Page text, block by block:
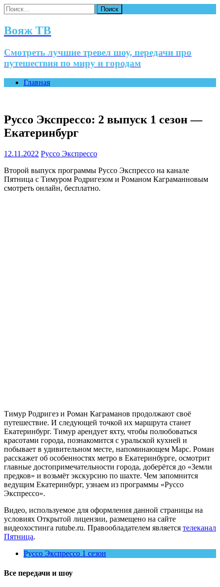
Найти:
Вояж ТВ
Смотреть лучшие тревел шоу, передачи про
путешествия по миру и городам
Главная
Руссо Экспрессо: 2 выпуск 1 сезон —
Екатеринбург
12.11.2022 Руссо Экспрессо
Второй выпуск программы Руссо Экспрессо на канале
Пятница с Тимуром Родригезом и Романом Каграманновым
смотреть онлайн, бесплатно.
Тимур Родригез и Роман Каграманов продолжают своё
путешествие. И следующей точкой их маршрута станет
Екатеринбург. Тимур арендует яхту, чтобы полюбоваться
красотами города, познакомится с уральской кухней и
побывает в удивительном месте, напоминающем Марс. Роман
расскажет об особенностях метро в Екатеринбурге, осмотрит
главные достопримечательности города, доберётся до «Земли
предков» и возьмёт экскурсию по шахте. Чем запомнится
ведущим Екатеринбург, узнаем из программы «Руссо
Экспрессо».
Видео, используемое для оформления данной страницы на
условиях Открытой лицензии, размещено на сайте
видеохостинга rutube.ru. Правообладателем является телеканал
Пятница.
Руссо Экспрессо 1 сезон
Все передачи и шоу